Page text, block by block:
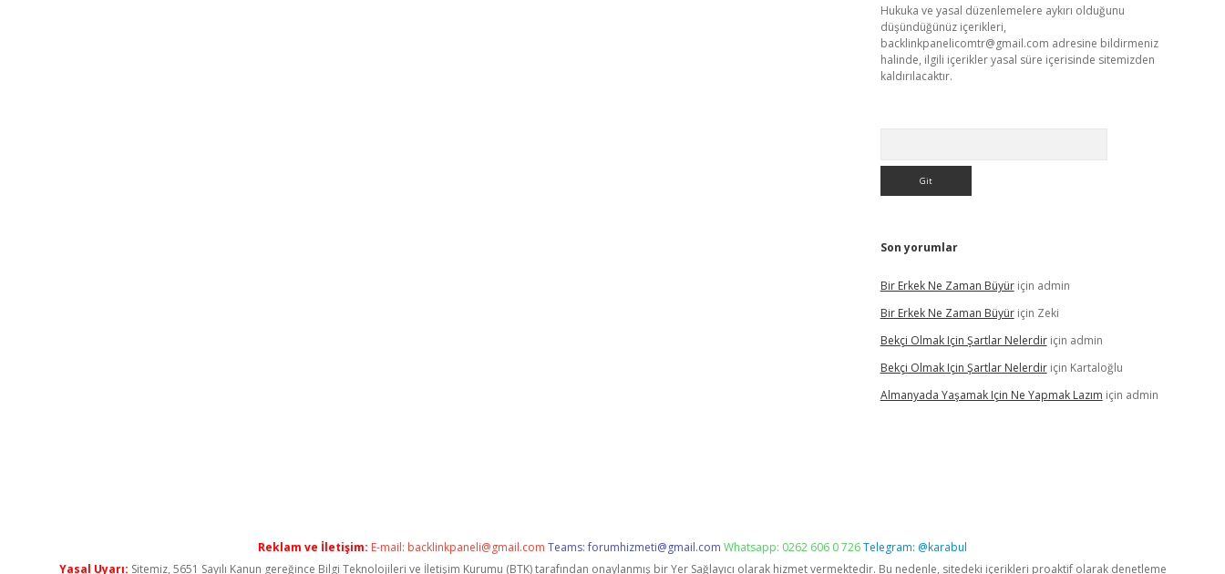
Hukuka ve yasal düzenlemelere aykırı olduğunu
düşündüğünüz içerikleri,
backlinkpanelicomtr@gmail.com adresine bildirmeniz
halinde, ilgili içerikler yasal süre içerisinde sitemizden
kaldırılacaktır.
Son yorumlar
Bir Erkek Ne Zaman Büyüriçin admin
Bir Erkek Ne Zaman Büyüriçin Zeki
Bekçi Olmak Için Şartlar Nelerdiriçin admin
Bekçi Olmak Için Şartlar Nelerdiriçin Kartaloğlu
Almanyada Yaşamak Için Ne Yapmak Lazım için admin
Reklam ve İletişim: E-mail: backlinkpaneli@gmail.com Teams:forumhizmeti@gmail.com Whatsapp: 0262 606 0 726Telegram: @karabul
Yasal Uyarı: Sitemiz, 5651 Sayılı Kanun gereğince Bilgi Teknolojileri ve İletişim Kurumu (BTK) tarafından onaylanmış bir Yer Sağlayıcı olarak hizmet vermektedir. Bu nedenle, sitedeki içerikleri proaktif olarak denetleme